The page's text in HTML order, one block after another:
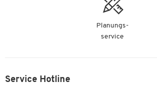
Planungs-
service
Service Hotline